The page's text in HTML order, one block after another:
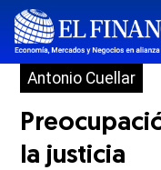
Antonio Cuellar
la justicia